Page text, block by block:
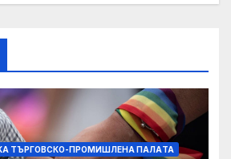
ТЪРГОВСКО-ПРОМИШЛЕНА ПАЛAТА